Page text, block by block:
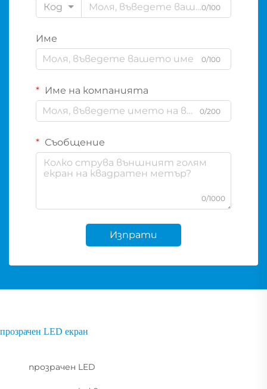
Код
0/100
Име
0/100
Име на компанията
0/200
Съобщение
0/1000
Изпрати
прозрачен LED екран
прозрачен LED